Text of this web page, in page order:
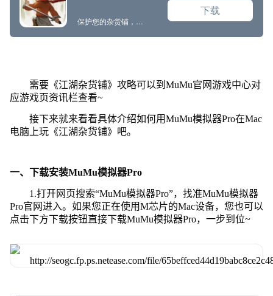
需要《江湖杂货铺》攻略可以到MuMu官网游戏中心对
应游戏页资讯栏查看~
接下来就来看看具体介绍如何用MuMu模拟器Pro在Mac
电脑上玩《江湖杂货铺》吧。
一、下载安装MuMu模拟器Pro
1.打开网页搜索“MuMu模拟器Pro”，找准MuMu模拟器
Pro官网进入。如果您正在使用M芯片的Mac设备，您也可以
点击下方下载按钮直接下载MuMu模拟器Pro，一步到位~